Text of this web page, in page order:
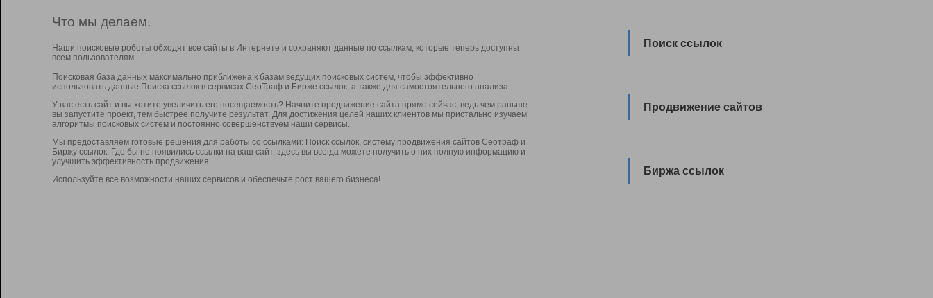
Что мы делаем.
Наши поисковые роботы обходят все сайты в Интернете и сохраняют данные по ссылкам, которые теперь доступны
всем пользователям.
Поисковая база данных максимально приближена к базам ведущих поисковых систем, чтобы эффективно
использовать данные Поиска ссылок в сервисах СеоТраф и Бирже ссылок, а также для самостоятельного анализа.
У вас есть сайт и вы хотите увеличить его посещаемость? Начните продвижение сайта прямо сейчас, ведь чем раньше
вы запустите проект, тем быстрее получите результат. Для достижения целей наших клиентов мы пристально изучаем
алгоритмы поисковых систем и постоянно совершенствуем наши сервисы.
Мы предоставляем готовые решения для работы со ссылками: Поиск ссылок, систему продвижения сайтов Сеотраф и
Биржу ссылок. Где бы не появились ссылки на ваш сайт, здесь вы всегда можете получить о них полную информацию и
улучшить эффективность продвижения.
Используйте все возможности наших сервисов и обеспечьте рост вашего бизнеса!
Поиск ссылок
Продвижение сайтов
Биржа ссылок